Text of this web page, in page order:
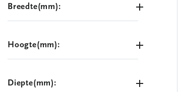
Breedte(mm):
Hoogte(mm):
Diepte(mm):